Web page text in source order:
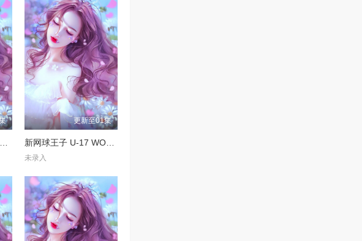
Re：从零开始的异世界生活第三季反击篇
更新至01集
新网球王子 U-17 WORLD CUP SEMIFINAL
未录入